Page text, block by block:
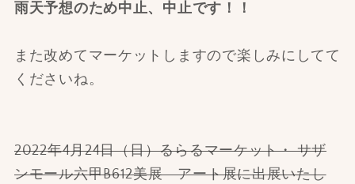
雨天予想のため中止、中止です！！
また改めてマーケットしますので楽しみにしてて
くださいね。
2022年4月24日（日）るらるマーケット・ サザ
ンモール六甲B612美展 アート展に出展いたし